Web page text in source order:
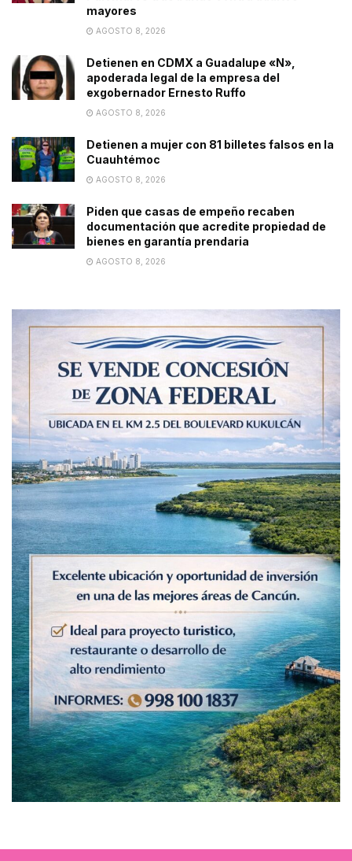
mayores
AGOSTO 8, 2026
Detienen en CDMX a Guadalupe «N»,
apoderada legal de la empresa del
exgobernador Ernesto Ruffo
AGOSTO 8, 2026
Detienen a mujer con 81 billetes falsos en la
Cuauhtémoc
AGOSTO 8, 2026
Piden que casas de empeño recaben
documentación que acredite propiedad de
bienes en garantía prendaria
AGOSTO 8, 2026